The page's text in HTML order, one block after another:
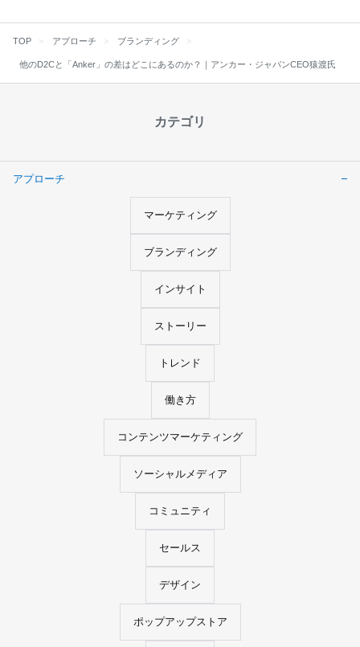
TOP アプローチ ブランディング
他のD2Cと「Anker」の差はどこにあるのか？｜アンカー・ジャパンCEO猿渡氏
カテゴリ
アプローチ
マーケティング
ブランディング
インサイト
ストーリー
トレンド
働き方
コンテンツマーケティング
ソーシャルメディア
コミュニティ
セールス
デザイン
ポップアップストア